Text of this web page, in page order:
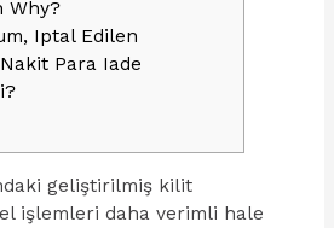
Why?
Iptal Edilen
Para Iade
geliştirilmiş kilit
işlemleri daha verimli hale